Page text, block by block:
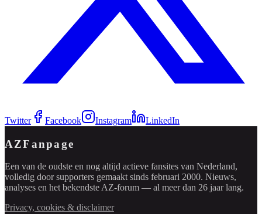
Twitter Facebook Instagram LinkedIn
AZFanpage
Een van de oudste en nog altijd actieve fansites van Nederland,
volledig door supporters gemaakt sinds februari 2000. Nieuws,
analyses en het bekendste AZ-forum — al meer dan 26 jaar lang.
Privacy, cookies & disclaimer